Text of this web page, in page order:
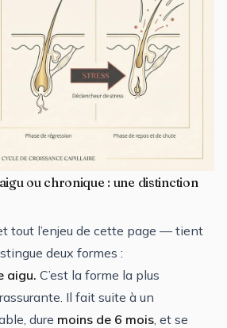
ou chronique : une distinction
tout l’enjeu de cette page — tient
deux formes :
aigu. C’est la forme la plus
Il fait suite à un
dure moins de 6 mois , et se